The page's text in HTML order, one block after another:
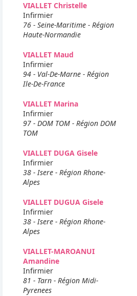
VIALLET Christelle
Infirmier
76 - Seine-Maritime - Région
Haute-Normandie
VIALLET Maud
Infirmier
94 - Val-De-Marne - Région
Ile-De-France
VIALLET Marina
Infirmier
97 - DOM TOM - Région DOM
TOM
VIALLET DUGA Gisele
Infirmier
38 - Isere - Région Rhone-
Alpes
VIALLET DUGUA Gisele
Infirmier
38 - Isere - Région Rhone-
Alpes
VIALLET-MAROANUI
Amandine
Infirmier
81 - Tarn - Région Midi-
Pyrenees